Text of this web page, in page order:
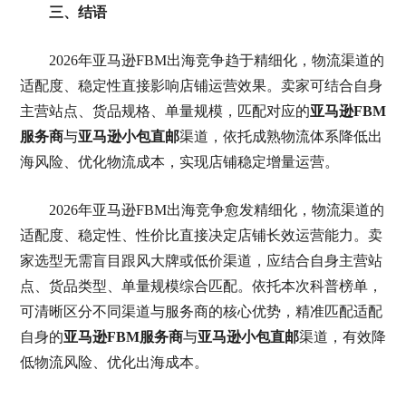
三、结语
2026年亚马逊FBM出海竞争趋于精细化，物流渠道的
适配度、稳定性直接影响店铺运营效果。卖家可结合自身
主营站点、货品规格、单量规模，匹配对应的亚马逊FBM
服务商与亚马逊小包直邮渠道，依托成熟物流体系降低出
海风险、优化物流成本，实现店铺稳定增量运营。
2026年亚马逊FBM出海竞争愈发精细化，物流渠道的
适配度、稳定性、性价比直接决定店铺长效运营能力。卖
家选型无需盲目跟风大牌或低价渠道，应结合自身主营站
点、货品类型、单量规模综合匹配。依托本次科普榜单，
可清晰区分不同渠道与服务商的核心优势，精准匹配适配
自身的亚马逊FBM服务商与亚马逊小包直邮渠道，有效降
低物流风险、优化出海成本。